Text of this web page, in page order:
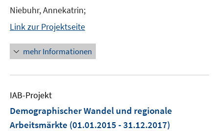
Niebuhr, Annekatrin;
Link zur Projektseite
mehr Informationen
IAB-Projekt
Demographischer Wandel und regionale
Arbeitsmärkte (01.01.2015 - 31.12.2017)